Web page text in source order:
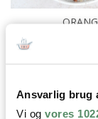
Ansvarlig brug
Vi og vores
Afternoon tea